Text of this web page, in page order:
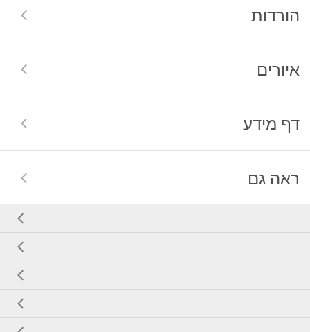
הורדות
איורים
דף מידע
ראה גם